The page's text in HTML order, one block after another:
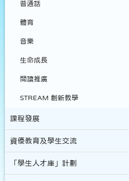
普通話
體育
音樂
生命成長
閲讀推廣
STREAM 創新教學
課程發展
資優教育及學生交流
「學生人才庫」計劃